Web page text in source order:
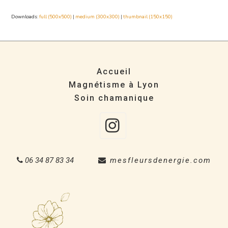
Downloads:full (500x500) | medium (300x300) |thumbnail (150x150)
Accueil
Magnétisme à Lyon
Soin chamanique
06 34 87 83 34 mesfleursdenergie.com